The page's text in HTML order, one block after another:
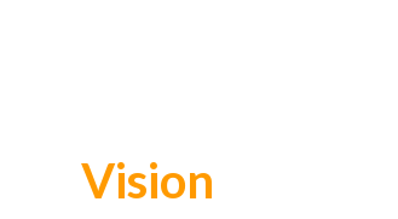
Vision